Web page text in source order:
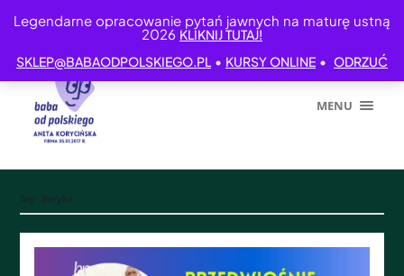
Legendarne opracowanie pytań jawnych na maturę ustną
2026 KLIKNIJ TUTAJ!
SKLEP@BABAODPOLSKIEGO.PL • KURSY ONLINE • ODRZUĆ
MENU